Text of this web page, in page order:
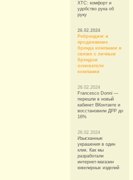
XTC: комфорт и
удобство рука об
руку
26.02.2024
Ребрендинг и
продвижение
бренда компании в
связке с личным
брендом
основателя
компании
26.02.2024
Francesco Donni —
перешли в новый
кабинет ВКонтакте и
восстановили ДРР до
16%
26.02.2024
Изысканные
украшения в один
клик. Как мы
разработали
интернет-магазин
ювелирных изделий